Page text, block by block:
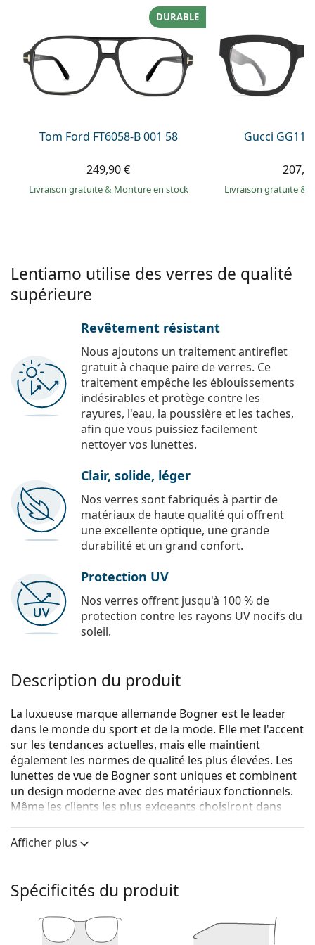
Prada
Toutes les marques
Tom Ford FT6058-B 001 58
DURABLE
249,90 €
Livraison gratuite& Monture en stock
Gucci
Livraison gratuite&
Lentiamo utilise des verres de qualité
supérieure
Revêtement résistant
Nous ajoutons un traitement antireflet
gratuit à chaque paire de verres. Ce
traitement empêche les éblouissements
indésirables et protège contre les
rayures, l'eau, la poussière et les taches,
afin que vous puissiez facilement
nettoyer vos lunettes.
Clair, solide, léger
Nos verres sont fabriqués à partir de
matériaux de haute qualité qui offrent
une excellente optique, une grande
durabilité et un grand confort.
Protection UV
Nos verres offrent jusqu'à 100 % de
protection contre les rayons UV nocifs du
soleil.
Description du produit
La luxueuse marque allemande Bogner est le leader
dans le monde du sport et de la mode. Elle met l'accent
sur les tendances actuelles, mais elle maintient
également les normes de qualité les plus élevées. Les
lunettes de vue de Bogner sont uniques et combinent
un design moderne avec des matériaux fonctionnels.
Même les clients les plus exigeants choisiront dans
Bogner 62013 4683 18 55
Monture de lunettes de vue
parfaitement avec tous les teints et des cheveux
bruns foncés, noirs ou roux.
Afficher plus
Spécificités du produit